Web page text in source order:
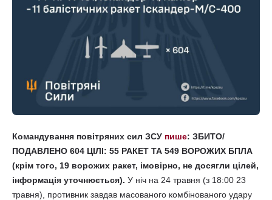
Командування повітряних сил ЗСУ пише: ЗБИТО/
ПОДАВЛЕНО 604 ЦІЛІ: 55 РАКЕТ ТА 549 ВОРОЖИХ БПЛА
(крім того, 19 ворожих ракет, імовірно, не досягли цілей,
інформація уточнюється). У ніч на 24 травня (з 18:00 23
травня), противник завдав масованого комбінованого удару